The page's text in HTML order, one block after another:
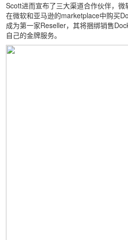
Scott进而宣布了三大渠道合作伙伴，
在微软和亚马逊的marketplace中购买
成为第一家Reseller，其将捆绑销售
自己的金牌服务。